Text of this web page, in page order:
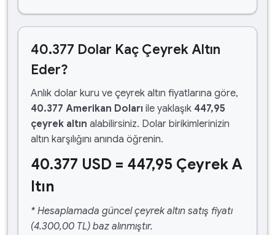
40.377 Dolar Kaç Çeyrek Altın
Eder?
Anlık dolar kuru ve çeyrek altın fiyatlarına göre,
40.377 Amerikan Doları ile yaklaşık 447,95
çeyrek altın alabilirsiniz. Dolar birikimlerinizin
altın karşılığını anında öğrenin.
40.377 USD = 447,95 Çeyrek A
ltın
* Hesaplamada güncel çeyrek altın satış fiyatı
(4.300,00 TL) baz alınmıştır.